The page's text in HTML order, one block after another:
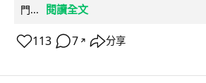
門...
閱讀全文
113 7 ↗ 分享